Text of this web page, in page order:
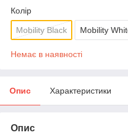
Колір
Mobility Black Mobility
Немає в наявності
Опис Характеристики
Опис